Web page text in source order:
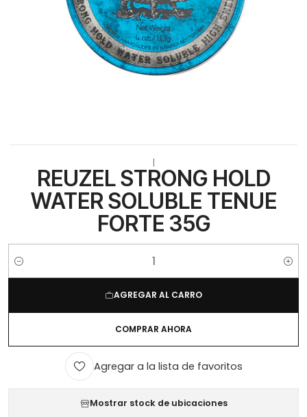
REUZEL STRONG HOLD
WATER SOLUBLE TENUE
FORTE 35G
Cantidad
AGREGAR AL CARRO
COMPRAR AHORA
Agregar a la lista de favoritos
Mostrar stock de ubicaciones